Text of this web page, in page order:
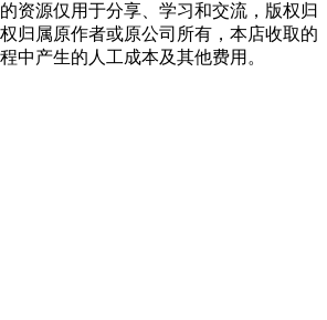
资源仅用于分享、学习和交流，版权归
归属原作者或原公司所有，本店收取的
中产生的人工成本及其他费用。